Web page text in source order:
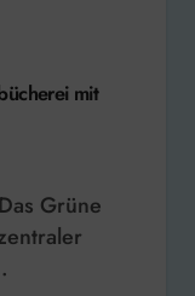
mit